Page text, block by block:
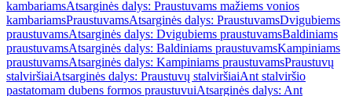
kambariamsAtsarginės dalys: Praustuvams mažiems vonios
kambariamsPraustuvamsAtsarginės dalys: PraustuvamsDvigubiems
praustuvamsAtsarginės dalys: Dvigubiems praustuvamsBaldiniams
praustuvamsAtsarginės dalys: Baldiniams praustuvamsKampiniams
praustuvamsAtsarginės dalys: Kampiniams praustuvamsPraustuvų
stalviršiaiAtsarginės dalys: Praustuvų stalviršiaiAnt stalviršio
pastatomam dubens formos praustuvuiAtsarginės dalys: Ant